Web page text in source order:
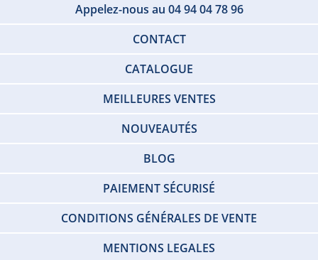
Appelez-nous au 04 94 04 78 96
CONTACT
CATALOGUE
MEILLEURES VENTES
NOUVEAUTÉS
BLOG
PAIEMENT SÉCURISÉ
CONDITIONS GÉNÉRALES DE VENTE
MENTIONS LEGALES